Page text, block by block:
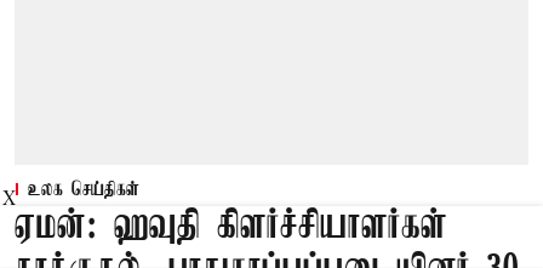
உலக செய்திகள்
ஏமன்: ஹவுதி கிளர்ச்சியாளர்கள்
X